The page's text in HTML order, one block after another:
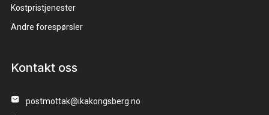
Kostpristjenester
Andre forespørsler
Kontakt oss
postmottak@ikakongsberg.no